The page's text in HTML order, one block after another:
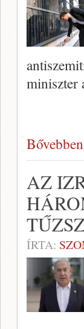
miniszter
Bővebben
AZ
ÍRTA: